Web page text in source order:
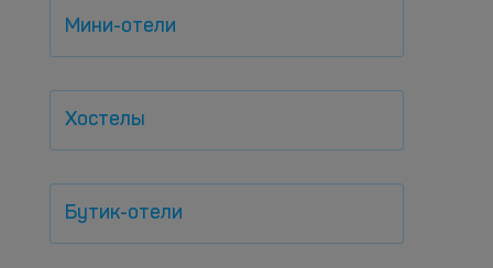
Мини-отели
Хостелы
Бутик-отели